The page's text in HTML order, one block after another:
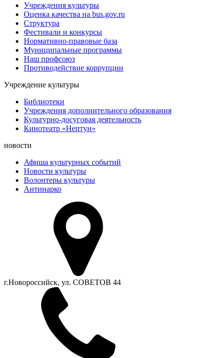
Учреждения культуры
Оценка качества на bus.gov.ru
Структура
Фестивали и конкурсы
Нормативно-правовые база
Муниципальные программы
Наш профсоюз
Противодействие коррупции
Учреждение культуры
Библиотеки
Учреждения дополнительного образования
Культурно-досуговая деятельность
Кинотеатр «Нептун»
новости
Афиша культурных событий
Новости культуры
Волонтеры культуры
Антинарко
г.Новороссийск, ул. СОВЕТОВ 44